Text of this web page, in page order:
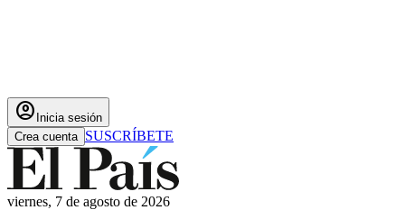
account_circle Inicia sesión
Crea cuenta SUSCRÍBETE
viernes, 7 de agosto de 2026